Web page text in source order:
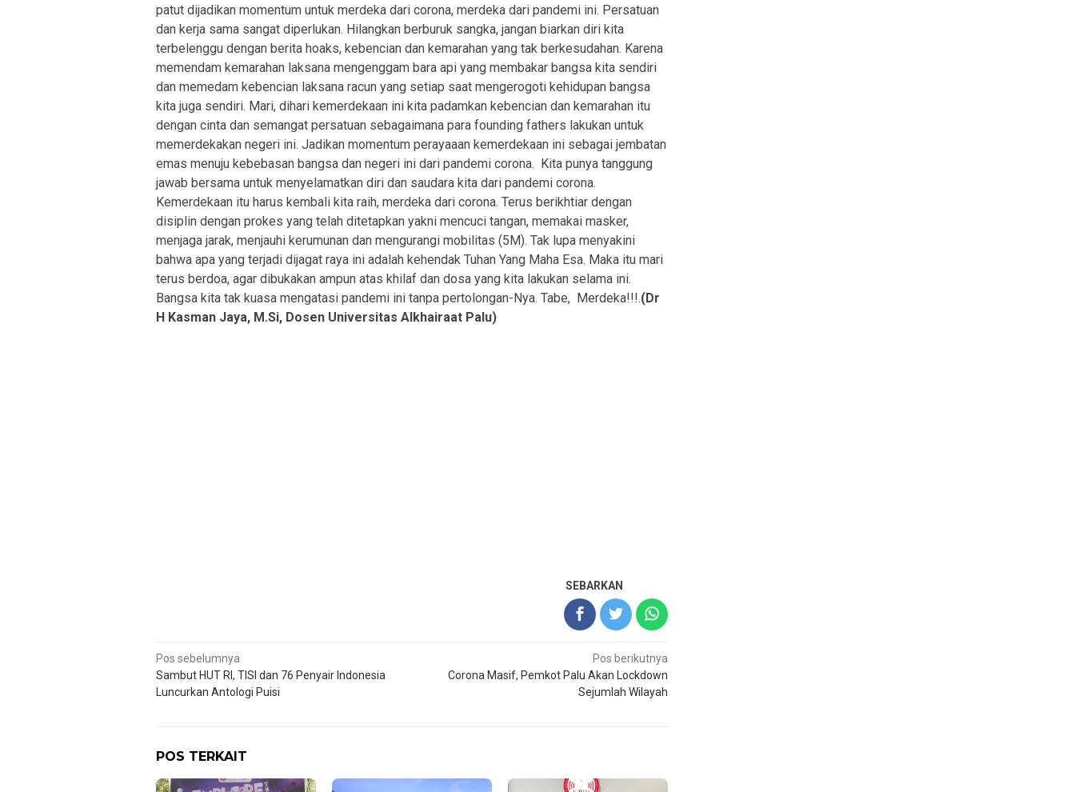
patut dijadikan momentum untuk merdeka dari corona, merdeka dari pandemi ini. Persatuan
dan kerja sama sangat diperlukan. Hilangkan berburuk sangka, jangan biarkan diri kita
terbelenggu dengan berita hoaks, kebencian dan kemarahan yang tak berkesudahan. Karena
memendam kemarahan laksana mengenggam bara api yang membakar bangsa kita sendiri
dan memedam kebencian laksana racun yang setiap saat mengerogoti kehidupan bangsa
kita juga sendiri. Mari, dihari kemerdekaan ini kita padamkan kebencian dan kemarahan itu
dengan cinta dan semangat persatuan sebagaimana para founding fathers lakukan untuk
memerdekakan negeri ini. Jadikan momentum perayaaan kemerdekaan ini sebagai jembatan
emas menuju kebebasan bangsa dan negeri ini dari pandemi corona. Kita punya tanggung
jawab bersama untuk menyelamatkan diri dan saudara kita dari pandemi corona.
Kemerdekaan itu harus kembali kita raih, merdeka dari corona. Terus berikhtiar dengan
disiplin dengan prokes yang telah ditetapkan yakni mencuci tangan, memakai masker,
menjaga jarak, menjauhi kerumunan dan mengurangi mobilitas (5M). Tak lupa menyakini
bahwa apa yang terjadi dijagat raya ini adalah kehendak Tuhan Yang Maha Esa. Maka itu mari
terus berdoa, agar dibukakan ampun atas khilaf dan dosa yang kita lakukan selama ini.
Bangsa kita tak kuasa mengatasi pandemi ini tanpa pertolongan-Nya. Tabe, Merdeka!!!.(Dr
H Kasman Jaya, M.Si, Dosen Universitas Alkhairaat Palu)
SEBARKAN
Navigasi
pos
Pos sebelumnya
Sambut HUT RI, TISI dan 76 Penyair Indonesia
Luncurkan Antologi Puisi
Pos berikutnya
Corona Masif, Pemkot Palu Akan Lockdown
Sejumlah Wilayah
POS TERKAIT